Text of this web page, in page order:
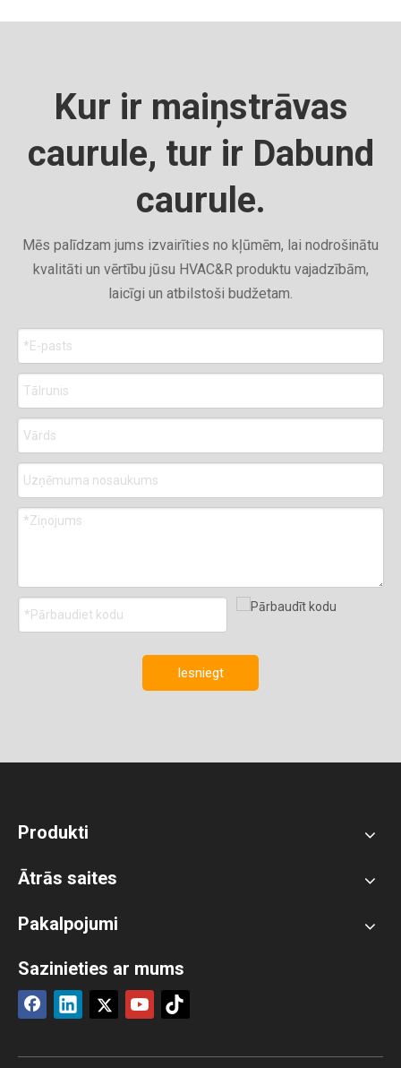
Kur ir maiņstrāvas
caurule, tur ir Dabund
caurule.
Mēs palīdzam jums izvairīties no kļūmēm, lai nodrošinātu
kvalitāti un vērtību jūsu HVAC&R produktu vajadzībām,
laicīgi un atbilstoši budžetam.
Iesniegt
Produkti
Ātrās saites
Pakalpojumi
Sazinieties ar mums